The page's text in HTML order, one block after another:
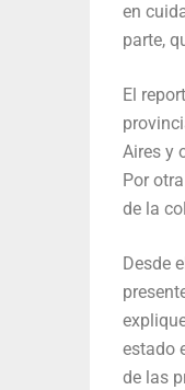
en
parte,
El
Aires y
Por
de la
Desde
estado
de las